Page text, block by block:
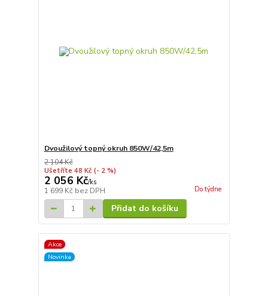
Dvoužilový topný okruh 850W/42,5m
2 104 Kč
Ušetříte 48 Kč (- 2 %)
2 056 Kč/ks
1 699 Kč bez DPH Do týdne
Přidat do košíku
Akce
Novinka